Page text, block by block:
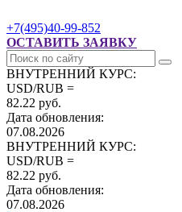
+7(495)40-99-852
ОСТАВИТЬ ЗАЯВКУ
ВНУТРЕННИЙ КУРС:
USD/RUB =
82.22 руб.
Дата обновления:
07.08.2026
ВНУТРЕННИЙ КУРС:
USD/RUB =
82.22 руб.
Дата обновления:
07.08.2026